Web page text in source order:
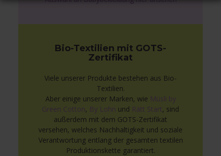
Bio-Textilien mit GOTS-
Zertifikat
Viele unserer Produkte bestehen aus Bio-
Textilien.
Aber einige unserer Marken, wie Müsli by
Green Cotton, By Lohn und Rätt Start, sind
außerdem mit dem GOTS-Zertifikat
versehen, welches Nachhaltigkeit und soziale
Verantwortung entlang der gesamten textilen
Produktionskette garantiert.